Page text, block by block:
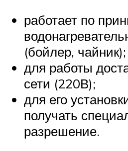
работает по
(бойлер, чайник);
для работы
сети (220В);
для его
получать
разрешение.